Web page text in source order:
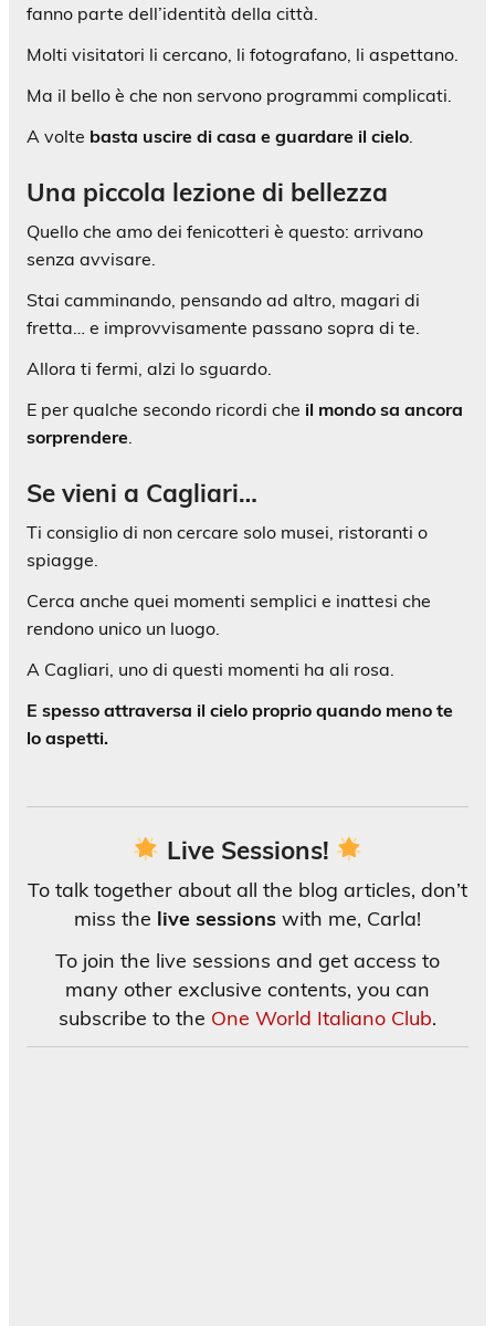
fanno parte dell’identità della città.
Molti visitatori li cercano, li fotografano, li aspettano.
Ma il bello è che non servono programmi complicati.
A volte basta uscire di casa e guardare il cielo.
Una piccola lezione di bellezza
Quello che amo dei fenicotteri è questo: arrivano
senza avvisare.
Stai camminando, pensando ad altro, magari di
fretta… e improvvisamente passano sopra di te.
Allora ti fermi, alzi lo sguardo.
E per qualche secondo ricordi che il mondo sa ancora
sorprendere
Se vieni a Cagliari…
Ti consiglio di non cercare solo musei, ristoranti o
spiagge.
Cerca anche quei momenti semplici e inattesi che
rendono unico un luogo.
A Cagliari, uno di questi momenti ha ali rosa.
E spesso attraversa il cielo proprio quando meno te
lo aspetti.
Live Sessions!
To talk together about all the blog articles, don’t
miss the live sessions with me, Carla!
To join the live sessions and get access to
many other exclusive contents, you can
subscribe to the One World Italiano Club.